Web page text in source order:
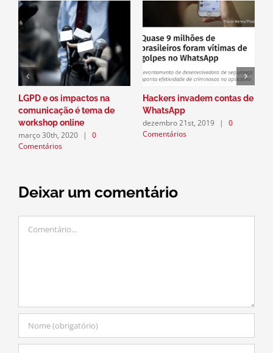
LGPD e os impactos na
comunicação é tema de
workshop online
março 30th, 2020 |
0
Comentários
Hackers invadem contas de
WhatsApp
dezembro 21st, 2019 |
0
Comentários
Deixar um comentário
Comentário